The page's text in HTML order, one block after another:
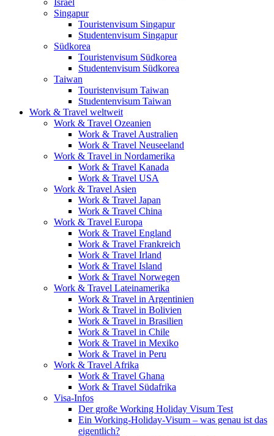
Israel
Singapur
Touristenvisum Singapur
Studentenvisum Singapur
Südkorea
Touristenvisum Südkorea
Studentenvisum Südkorea
Taiwan
Touristenvisum Taiwan
Studentenvisum Taiwan
Work & Travel weltweit
Work & Travel Ozeanien
Work & Travel Australien
Work & Travel Neuseeland
Work & Travel in Nordamerika
Work & Travel Kanada
Work & Travel USA
Work & Travel Asien
Work & Travel Japan
Work & Travel China
Work & Travel Europa
Work & Travel England
Work & Travel Frankreich
Work & Travel Irland
Work & Travel Island
Work & Travel Norwegen
Work & Travel Lateinamerika
Work & Travel in Argentinien
Work & Travel in Bolivien
Work & Travel in Brasilien
Work & Travel in Chile
Work & Travel in Mexiko
Work & Travel in Peru
Work & Travel Afrika
Work & Travel Ghana
Work & Travel Südafrika
Visa-Infos
Der große Working Holiday Visum Test
Ein Working-Holiday-Visum – was genau ist das
eigentlich?